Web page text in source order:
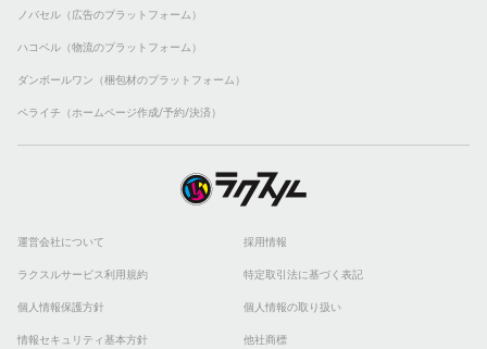
ノバセル（広告のプラットフォーム）
ハコベル（物流のプラットフォーム）
ダンボールワン（梱包材のプラットフォーム）
ペライチ（ホームページ作成/予約/決済）
運営会社について 採用情報
ラクスルサービス利用規約 特定取引法に基づく表記
個人情報保護方針 個人情報の取り扱い
情報セキュリティ基本方針 他社商標